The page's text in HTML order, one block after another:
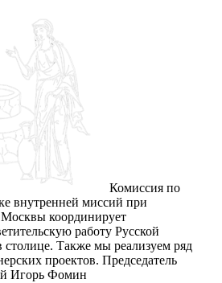
Комиссия по
внутренней миссий при
Москвы координирует
работу Русской
Также мы реализуем ряд
проектов. Председатель
Игорь Фомин